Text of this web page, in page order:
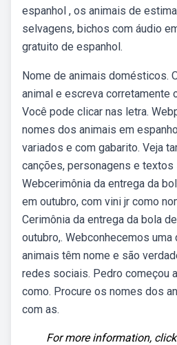
espanhol , os animais de
selvagens, bichos com áudio
gratuito de espanhol.
Nome de animais domésticos.
animal e escreva corretamente
Você pode clicar nas letra.
nomes dos animais em
variados e com gabarito. Veja
canções, personagens e textos
Webcerimônia da entrega da
em outubro, com vini jr como
Cerimônia da entrega da bola
outubro,. Webconhecemos
animais têm nome e são
redes sociais. Pedro começou
como. Procure os nomes dos
com as.
For more information,